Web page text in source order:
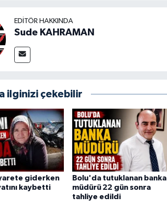
EDITÖR HAKKINDA
Sude KAHRAMAN
ilginizi çekebilir
giderken
kaybetti
Bolu'da tutuklanan banka
müdürü 22 gün sonra
tahliye edildi